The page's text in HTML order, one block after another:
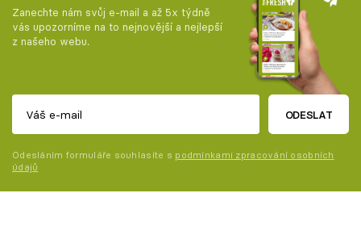
Zanechte nám svůj e-mail a až 5x týdně
vás upozorníme na to nejnovější a nejlepší
z našeho webu.
ODESLAT
Odesláním formuláře souhlasíte s podmínkami zpracování osobních
údajů